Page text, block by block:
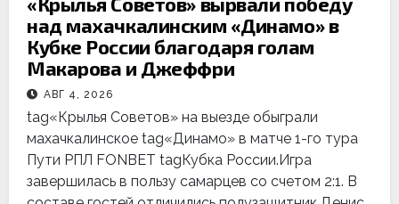
над махачкалинским «Динамо» в
Кубке России благодаря голам
Макарова и Джеффри
АВГ 4, 2026
tag«Крылья Советов» на выезде обыграли
махачкалинское tag«Динамо» в матче 1-го тура
Пути РПЛ FONBET tagКубка России.Игра
завершилась в пользу самарцев со счетом 2:1. В